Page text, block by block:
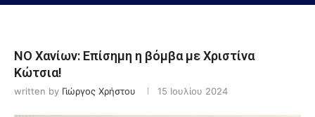
ΝΟ Χανίων: Επίσημη η βόμβα με Χριστίνα
Κώτσια!
written by Γιώργος Χρήστου 15 Ιουλίου 2024